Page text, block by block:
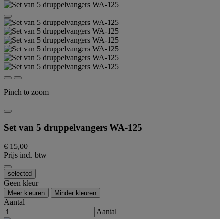
Pinch to zoom
Set van 5 druppelvangers WA-125
€ 15,00
Prijs incl. btw
selected
Geen kleur
Meer kleuren Minder kleuren
Aantal
Aantal